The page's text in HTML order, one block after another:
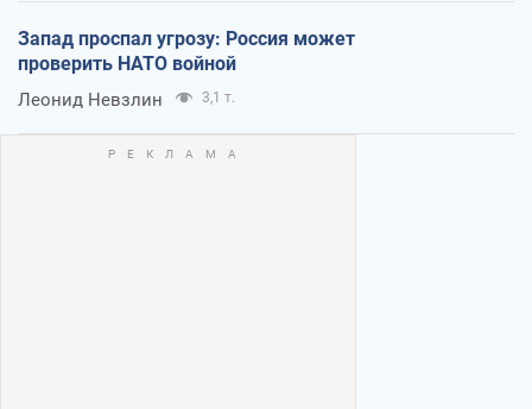
Запад проспал угрозу: Россия может
проверить НАТО войной
Леонид Невзлин 3,1 т.